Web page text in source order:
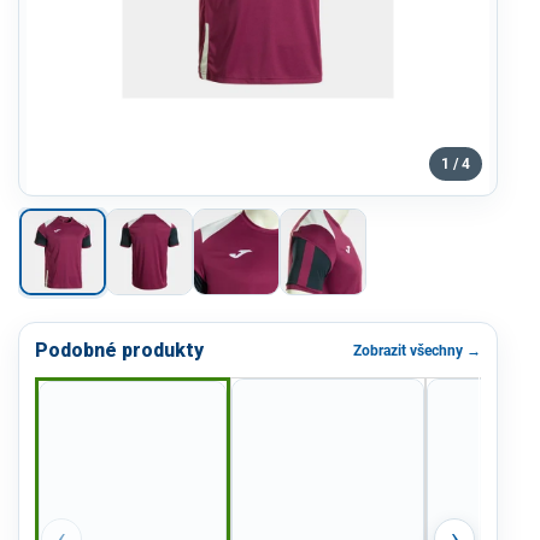
1 / 4
Podobné produkty Zobrazit všechny →